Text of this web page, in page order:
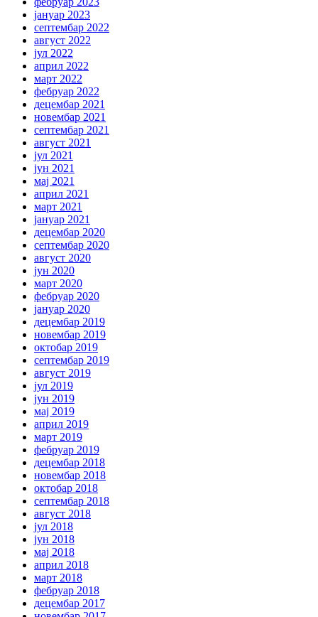
јануар 2023
септембар 2022
август 2022
јул 2022
април 2022
март 2022
фебруар 2022
децембар 2021
новембар 2021
септембар 2021
август 2021
јул 2021
јун 2021
мај 2021
април 2021
март 2021
јануар 2021
децембар 2020
септембар 2020
август 2020
јун 2020
март 2020
фебруар 2020
јануар 2020
децембар 2019
новембар 2019
октобар 2019
септембар 2019
август 2019
јул 2019
јун 2019
мај 2019
април 2019
март 2019
фебруар 2019
децембар 2018
новембар 2018
октобар 2018
септембар 2018
август 2018
јул 2018
јун 2018
мај 2018
април 2018
март 2018
фебруар 2018
децембар 2017